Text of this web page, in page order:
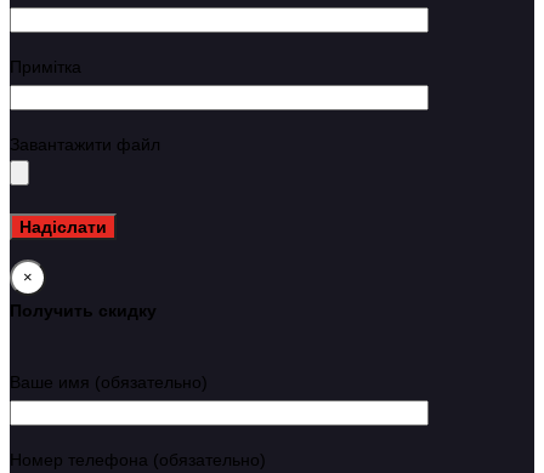
Примітка
Завантажити файл
×
Получить скидку
Ваше имя (обязательно)
Номер телефона (обязательно)